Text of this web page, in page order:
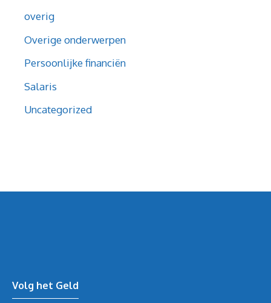
overig
Overige onderwerpen
Persoonlijke financiën
Salaris
Uncategorized
Volg het Geld